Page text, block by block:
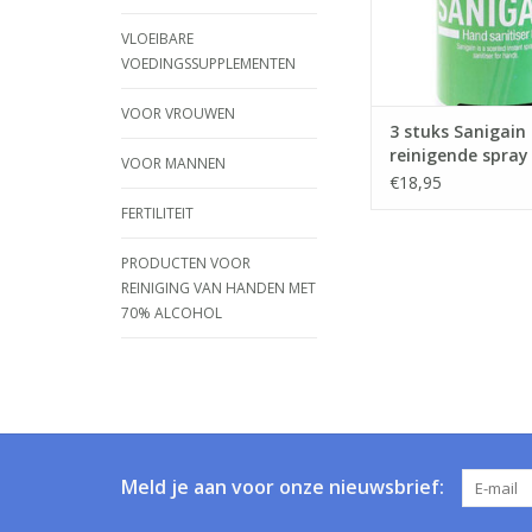
VLOEIBARE
VOEDINGSSUPPLEMENTEN
VOOR VROUWEN
VOOR MANNEN
FERTILITEIT
PRODUCTEN VOOR
REINIGING VAN HANDEN MET
70% ALCOHOL
Kan ook gebruikt
het reinigen van
oppervlakten
TOEVOEGEN AAN
3 stuks Sanigain
reinigende
handen
€18,95
Meld je aan voor onze nieuwsbrief: